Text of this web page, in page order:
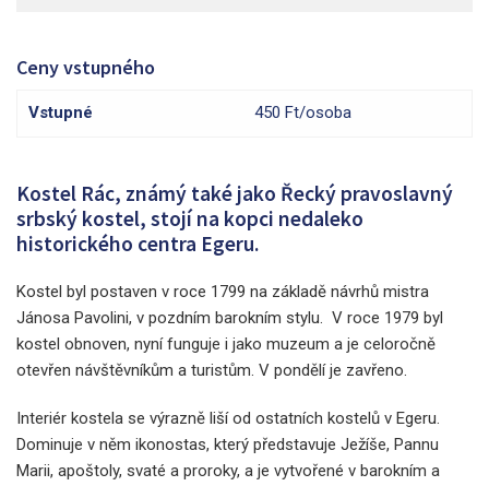
Ceny vstupného
Vstupné 450 Ft/osoba
Kostel Rác, známý také jako Řecký pravoslavný
srbský kostel, stojí na kopci nedaleko
historického centra Egeru.
Kostel byl postaven v roce 1799 na základě návrhů mistra
Jánosa Pavolini, v pozdním barokním stylu. V roce 1979 byl
kostel obnoven, nyní funguje i jako muzeum a je celoročně
otevřen návštěvníkům a turistům. V pondělí je zavřeno.
Interiér kostela se výrazně liší od ostatních kostelů v Egeru.
Dominuje v něm ikonostas, který představuje Ježíše, Pannu
Marii, apoštoly, svaté a proroky, a je vytvořené v barokním a